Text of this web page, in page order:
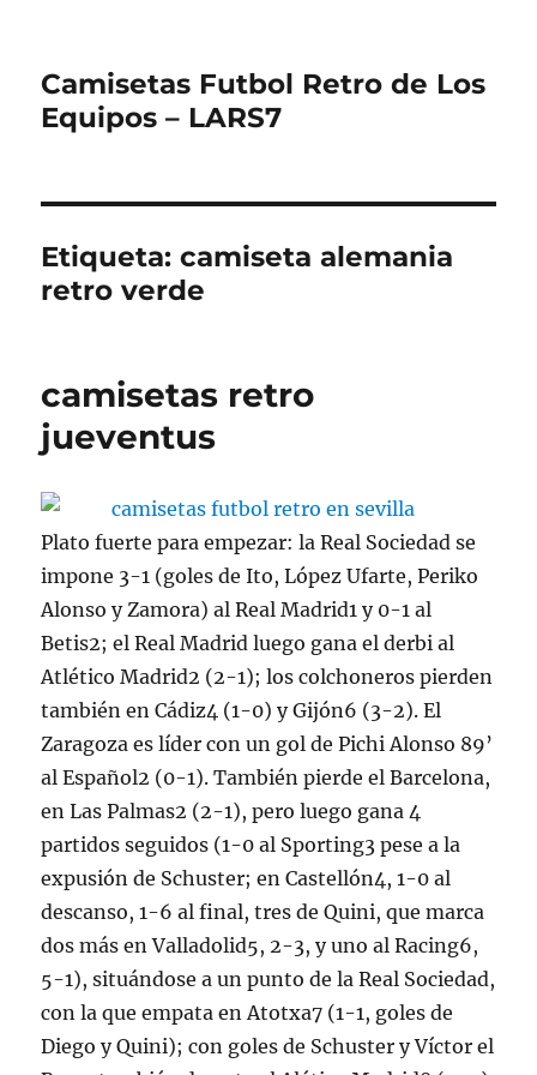
Camisetas Futbol Retro de Los
Equipos – LARS7
Etiqueta:camiseta alemania
retro verde
camisetas retro
jueventus
Plato fuerte para empezar: la Real Sociedad se
impone 3-1 (goles de Ito, López Ufarte, Periko
Alonso y Zamora) al Real Madrid1 y 0-1 al
Betis2; el Real Madrid luego gana el derbi al
Atlético Madrid2 (2-1); los colchoneros pierden
también en Cádiz4 (1-0) y Gijón6 (3-2). El
Zaragoza es líder con un gol de Pichi Alonso 89’
al Español2 (0-1). También pierde el Barcelona,
en Las Palmas2 (2-1), pero luego gana 4
partidos seguidos (1-0 al Sporting3 pese a la
expusión de Schuster; en Castellón4, 1-0 al
descanso, 1-6 al final, tres de Quini, que marca
dos más en Valladolid5, 2-3, y uno al Racing6,
5-1), situándose a un punto de la Real Sociedad,
con la que empata en Atotxa7 (1-1, goles de
Diego y Quini); con goles de Schuster y Víctor el